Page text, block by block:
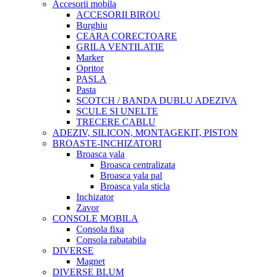
Accesorii mobila
ACCESORII BIROU
Burghiu
CEARA CORECTOARE
GRILA VENTILATIE
Marker
Opritor
PASLA
Pasta
SCOTCH / BANDA DUBLU ADEZIVA
SCULE SI UNELTE
TRECERE CABLU
ADEZIV, SILICON, MONTAGEKIT, PISTON
BROASTE-INCHIZATORI
Broasca yala
Broasca centralizata
Broasca yala pal
Broasca yala sticla
Inchizator
Zavor
CONSOLE MOBILA
Consola fixa
Consola rabatabila
DIVERSE
Magnet
DIVERSE BLUM